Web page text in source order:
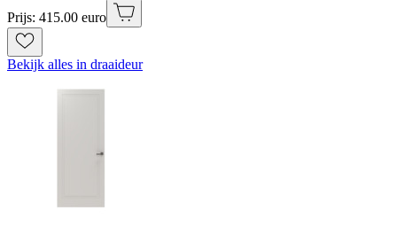
Prijs: 415.00 euro
Bekijk alles in draaideur